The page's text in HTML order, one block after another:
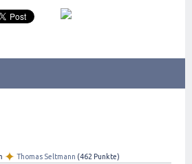
✦ Thomas Seltmann (462 Punkte)